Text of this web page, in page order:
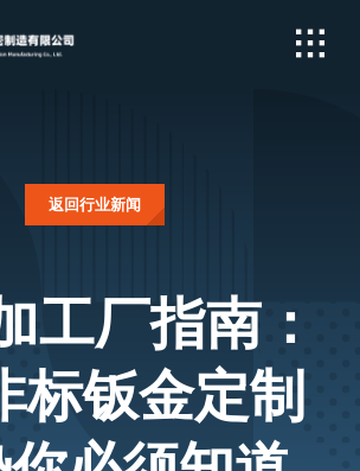
返回行业新闻
工厂指南：
标钣金定制